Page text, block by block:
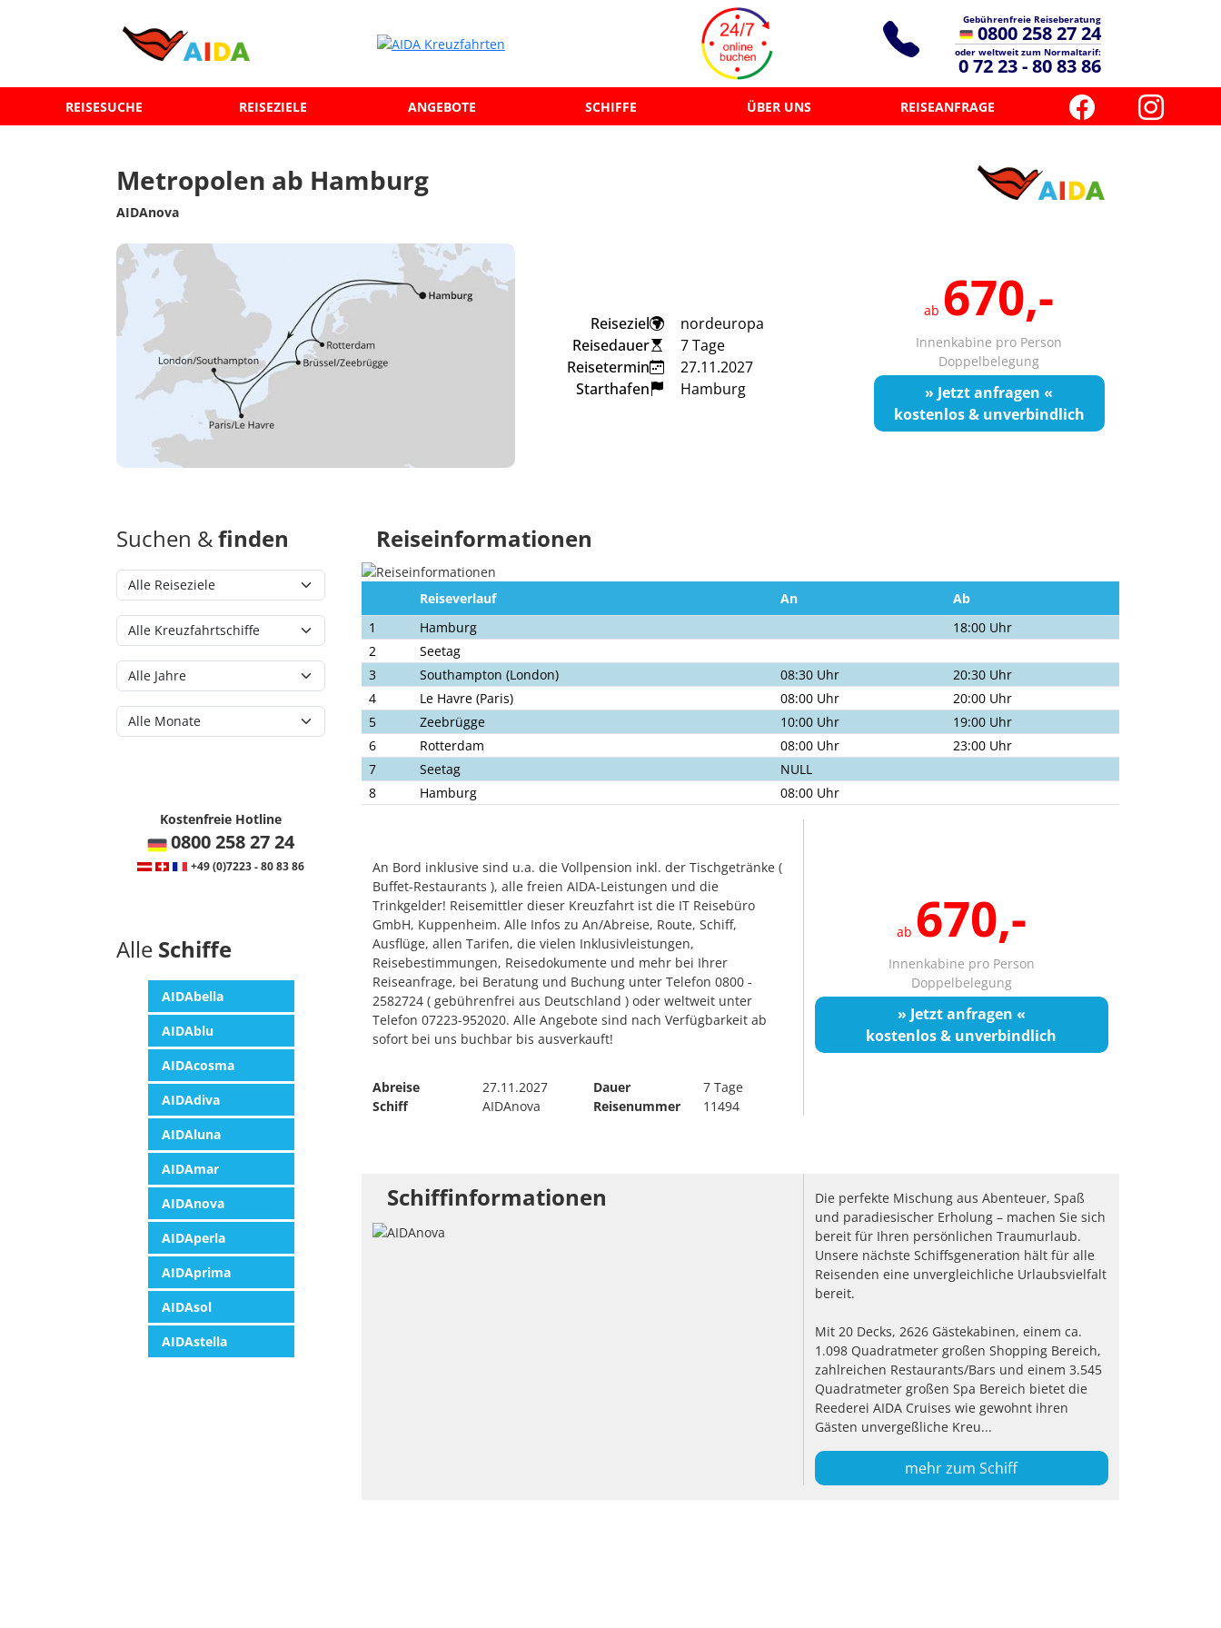
Gebührenfreie Reiseberatung
0800 258 27 24
oder weltweit zum Normaltarif:
0 72 23 - 80 83 86
REISESUCHE REISEZIELE ANGEBOTE SCHIFFE ÜBER UNS REISEANFRAGE
Metropolen ab Hamburg
AIDAnova
Reiseziel
nordeuropa
Reisedauer
7 Tage
Reisetermin
27.11.2027
Starthafen
Hamburg
ab 670,-
Innenkabine pro Person
Doppelbelegung
» Jetzt anfragen «
kostenlos & unverbindlich
Suchen &finden
Kostenfreie Hotline
0800 258 27 24
+49 (0)7223 - 80 83 86
Alle Schiffe
AIDAbella
AIDAblu
AIDAcosma
AIDAdiva
AIDAluna
AIDAmar
AIDAnova
AIDAperla
AIDAprima
AIDAsol
AIDAstella
Reiseinformationen
Reiseverlauf An
Ab
1
Hamburg
18:00 Uhr
2
Seetag
3
Southampton (London) 08:30 Uhr
20:30 Uhr
4
Le Havre (Paris) 08:00 Uhr
20:00 Uhr
5
Zeebrügge 10:00 Uhr
19:00 Uhr
6
Rotterdam 08:00 Uhr
23:00 Uhr
7
Seetag
NULL
8
Hamburg 08:00 Uhr
An Bord inklusive sind u.a. die Vollpension inkl. der Tischgetränke (
Buffet-Restaurants ), alle freien AIDA-Leistungen und die
Trinkgelder! Reisemittler dieser Kreuzfahrt ist die IT Reisebüro
GmbH, Kuppenheim. Alle Infos zu An/Abreise, Route, Schiff,
Ausflüge, allen Tarifen, die vielen Inklusivleistungen,
Reisebestimmungen, Reisedokumente und mehr bei Ihrer
Reiseanfrage, bei Beratung und Buchung unter Telefon 0800 -
2582724 ( gebührenfrei aus Deutschland ) oder weltweit unter
Telefon 07223-952020. Alle Angebote sind nach Verfügbarkeit ab
sofort bei uns buchbar bis ausverkauft!
Abreise 27.11.2027 Dauer
7 Tage
Schiff
AIDAnova Reisenummer 11494
ab 670,-
Innenkabine pro Person
Doppelbelegung
» Jetzt anfragen «
kostenlos & unverbindlich
Schiffinformationen
Die perfekte Mischung aus Abenteuer, Spaß
und paradiesischer Erholung – machen Sie sich
bereit für Ihren persönlichen Traumurlaub.
Unsere nächste Schiffsgeneration hält für alle
Reisenden eine unvergleichliche Urlaubsvielfalt
bereit.
Mit 20 Decks, 2626 Gästekabinen, einem ca.
1.098 Quadratmeter großen Shopping Bereich,
zahlreichen Restaurants/Bars und einem 3.545
Quadratmeter großen Spa Bereich bietet die
Reederei AIDA Cruises wie gewohnt ihren
Gästen unvergeßliche Kreu...
mehr zum Schiff